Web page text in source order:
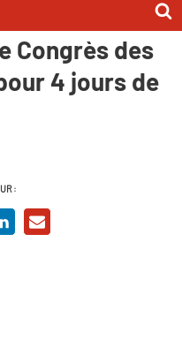
son plateau
Congrès des
4 jours de
: